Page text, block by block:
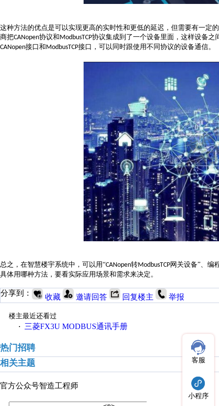
这种方法的优点是可以实现更高的实时性和更低的延迟，但需要有一定
商把CANopen协议和 ModbusTCP协议集成到了一个设备里面，这样设备
CANopen接口和 ModbusTCP接口，可以同时跟使用不同协议的设备通信。
总之，在智慧楼宇系统中，可以用“CANopen转ModbusTCP网关设备”、编
具体用哪种方法，要看实际应用场景和需求来决定。
分享到： 收藏 邀请回答 回复楼主 举报
楼主最近还看过
·
三菱FX3U MODBUS通讯手册
热门招聘
相关主题
官方公众号智造工程师
客服
小程序